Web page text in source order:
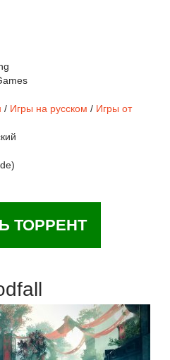
/ Игры на русском / Игры от
ТОРРЕНТ